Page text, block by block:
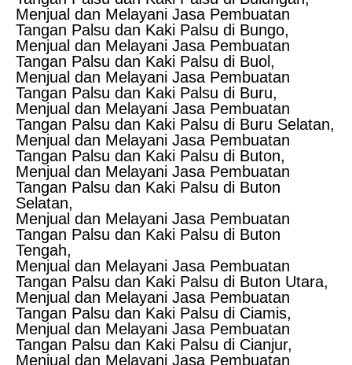
Menjual dan Melayani Jasa Pembuatan
Tangan Palsu dan Kaki Palsu di Bungo,
Menjual dan Melayani Jasa Pembuatan
Tangan Palsu dan Kaki Palsu di Buol,
Menjual dan Melayani Jasa Pembuatan
Tangan Palsu dan Kaki Palsu di Buru,
Menjual dan Melayani Jasa Pembuatan
Tangan Palsu dan Kaki Palsu di Buru Selatan,
Menjual dan Melayani Jasa Pembuatan
Tangan Palsu dan Kaki Palsu di Buton,
Menjual dan Melayani Jasa Pembuatan
Tangan Palsu dan Kaki Palsu di Buton
Selatan,
Menjual dan Melayani Jasa Pembuatan
Tangan Palsu dan Kaki Palsu di Buton
Tengah,
Menjual dan Melayani Jasa Pembuatan
Tangan Palsu dan Kaki Palsu di Buton Utara,
Menjual dan Melayani Jasa Pembuatan
Tangan Palsu dan Kaki Palsu di Ciamis,
Menjual dan Melayani Jasa Pembuatan
Tangan Palsu dan Kaki Palsu di Cianjur,
Menjual dan Melayani Jasa Pembuatan